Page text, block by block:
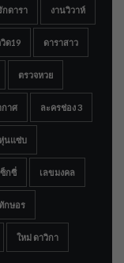
กดารา งานวิวาห์
ด19 ดาราสาว
ตรวจหวย
าศ ละครช่อง 3
นแซ่บ
ซ็กซี่ เลขมงคล
กษอร
ใหม่ ดาวิกา